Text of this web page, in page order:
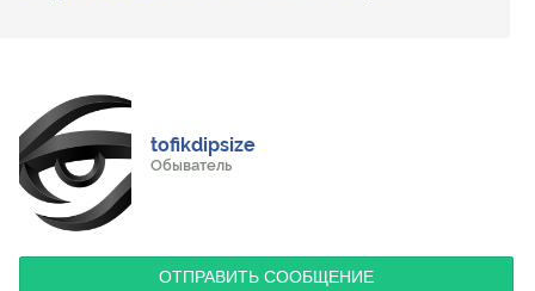
tofikdipsize
Обыватель
ОТПРАВИТЬ СООБЩЕНИЕ